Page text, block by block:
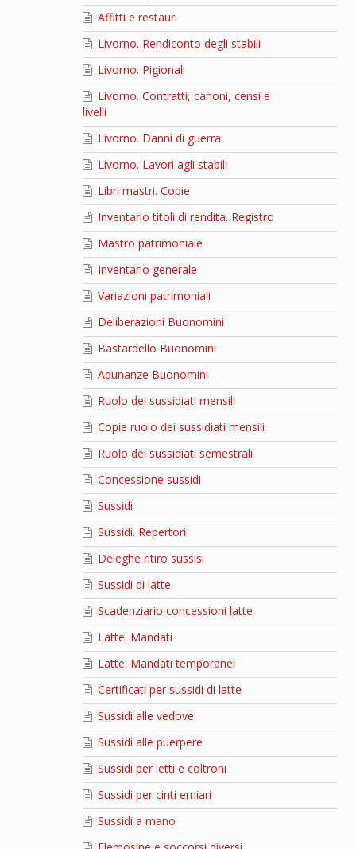
Affitti e restauri
Livorno. Rendiconto degli stabili
Livorno. Pigionali
Livorno. Contratti, canoni, censi e
livelli
Livorno. Danni di guerra
Livorno. Lavori agli stabili
Libri mastri. Copie
Inventario titoli di rendita. Registro
Mastro patrimoniale
Inventario generale
Variazioni patrimoniali
Deliberazioni Buonomini
Bastardello Buonomini
Adunanze Buonomini
Ruolo dei sussidiati mensili
Copie ruolo dei sussidiati mensili
Ruolo dei sussidiati semestrali
Concessione sussidi
Sussidi
Sussidi. Repertori
Deleghe ritiro sussisi
Sussidi di latte
Scadenziario concessioni latte
Latte. Mandati
Latte. Mandati temporanei
Certificati per sussidi di latte
Sussidi alle vedove
Sussidi alle puerpere
Sussidi per letti e coltroni
Sussidi per cinti erniari
Sussidi a mano